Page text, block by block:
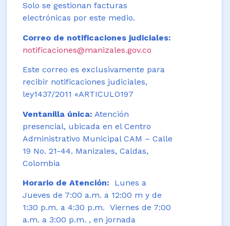
Solo se gestionan facturas
electrónicas por este medio.
Correo de notificaciones judiciales:
notificaciones@manizales.gov.co
Este correo es exclusivamente para
recibir notificaciones judiciales,
ley1437/2011 «ARTICULO197
Ventanilla única: Atención
presencial, ubicada en el Centro
Administrativo Municipal CAM – Calle
19 No. 21-44. Manizales, Caldas,
Colombia
Horario de Atención:
Lunes a
Jueves de 7:00 a.m. a 12:00 m y de
1:30 p.m. a 4:30 p.m. Viernes de 7:00
a.m. a 3:00 p.m. , en jornada